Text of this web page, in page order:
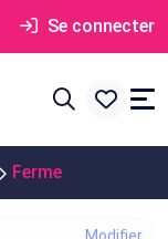
Se connecter
Ferme